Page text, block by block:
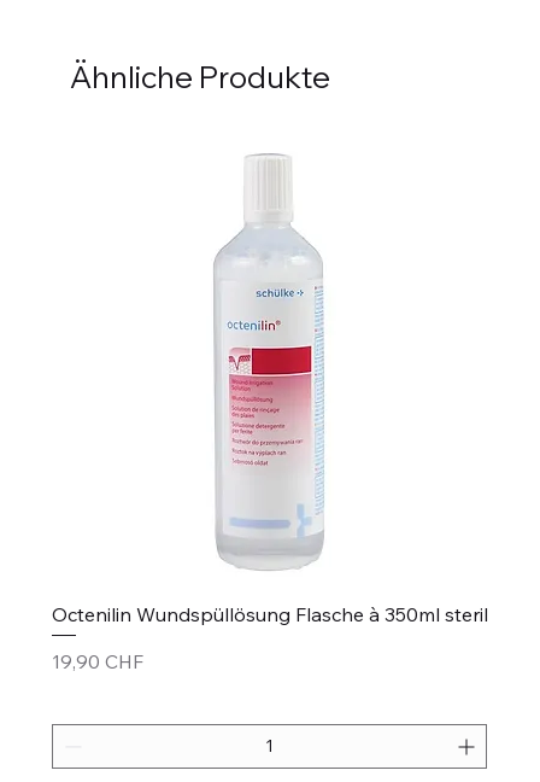
Ähnliche Produkte
Octenilin Wundspüllösung Flasche à 350ml steril
Preis
19,90 CHF